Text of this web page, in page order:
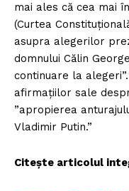
mai ales că cea mai
(Curtea
asupra alegerilor
domnului Călin
continuare la
afirmațiilor sale
”apropierea
Vladimir Putin.”
Citește articolul